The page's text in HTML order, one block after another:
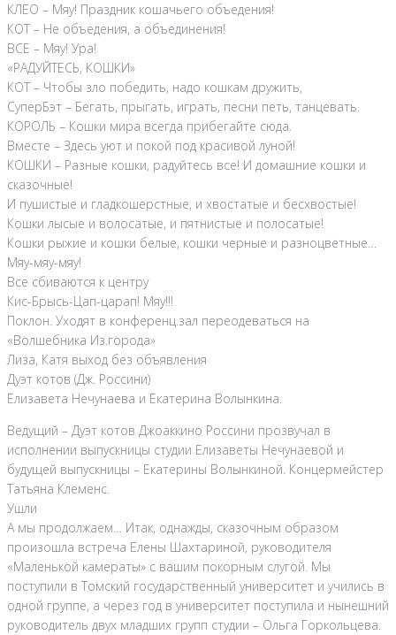
КЛЕО – Мяу! Праздник кошачьего объедения!
КОТ – Не объедения, а объединения!
ВСЕ – Мяу! Ура!
«РАДУЙТЕСЬ, КОШКИ»
КОТ – Чтобы зло победить, надо кошкам дружить,
СуперБэт – Бегать, прыгать, играть, песни петь, танцевать.
КОРОЛЬ – Кошки мира всегда прибегайте сюда.
Вместе – Здесь уют и покой под красивой луной!
КОШКИ – Разные кошки, радуйтесь все! И домашние кошки и
сказочные!
И пушистые и гладкошерстные, и хвостатые и бесхвостые!
Кошки лысые и волосатые, и пятнистые и полосатые!
Кошки рыжие и кошки белые, кошки черные и разноцветные…
Мяу-мяу-мяу!
Все сбиваются к центру
Кис-Брысь-Цап-царап! Мяу!!!
Поклон. Уходят в конференц.зал переодеваться на
«Волшебника Из.города»
Лиза, Катя выход без объявления
Дуэт котов (Дж. Россини)
Елизавета Нечунаева и Екатерина Волынкина.
Ведущий – Дуэт котов Джоаккино Россини прозвучал в
исполнении выпускницы студии Елизаветы Нечунаевой и
будущей выпускницы – Екатерины Волынкиной. Концермейстер
Татьяна Клеменс.
Ушли
А мы продолжаем… Итак, однажды, сказочным образом
произошла встреча Елены Шахтариной, руководителя
«Маленькой камераты» с вашим покорным слугой. Мы
поступили в Томский государственный университет и учились в
одной группе, а через год в университет поступила и нынешний
руководитель двух младших групп студии – Ольга Горкольцева.